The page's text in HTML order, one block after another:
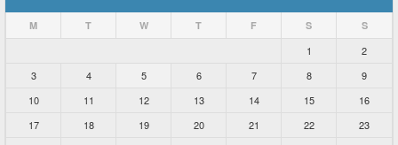
M T W T F S S
1
2
3
4 5 6 7 8
9
10
11 12 13 14 15
16
17
18 19 20 21 22
23